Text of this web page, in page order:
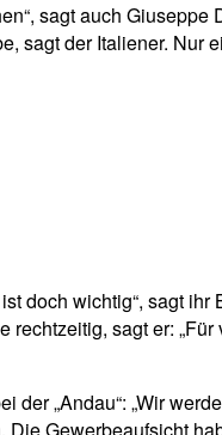
sagt auch
sagt der Italiener.
doch wichtig“, sagt
sagt er:
„Andau“: „Wir